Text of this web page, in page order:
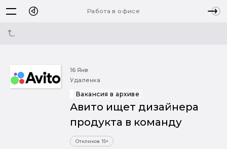
Работа в офисе
16 Янв
Удаленка
Вакансия в архиве
Авито ищет дизайнера
продукта в команду
Откликов 15+